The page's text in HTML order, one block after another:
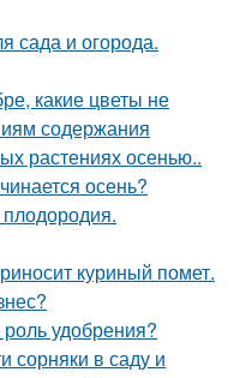
сада и огорода.
какие цветы не
содержания
растениях осенью..
осень?
куриный помет.
удобрения?
сорняки в саду и